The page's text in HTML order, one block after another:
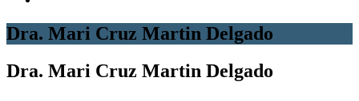
Dra. Mari Cruz Martin Delgado
Dra. Mari Cruz Martin Delgado